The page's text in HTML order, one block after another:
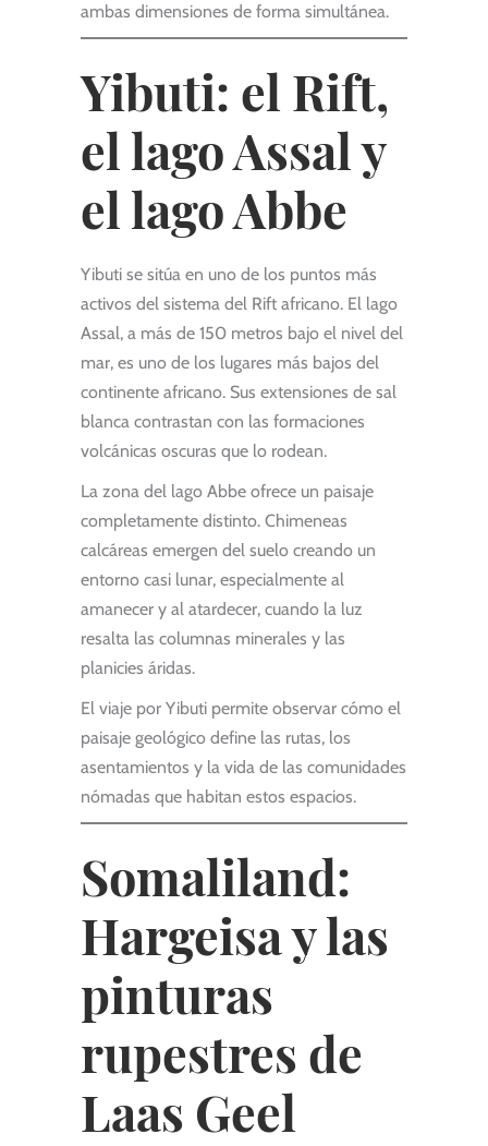
ambas dimensiones de forma simultánea.
Yibuti: el Rift,
el lago Assal y
el lago Abbe
Yibuti se sitúa en uno de los puntos más
activos del sistema del Rift africano. El lago
Assal, a más de 150 metros bajo el nivel del
mar, es uno de los lugares más bajos del
continente africano. Sus extensiones de sal
blanca contrastan con las formaciones
volcánicas oscuras que lo rodean.
La zona del lago Abbe ofrece un paisaje
completamente distinto. Chimeneas
calcáreas emergen del suelo creando un
entorno casi lunar, especialmente al
amanecer y al atardecer, cuando la luz
resalta las columnas minerales y las
planicies áridas.
El viaje por Yibuti permite observar cómo el
paisaje geológico define las rutas, los
asentamientos y la vida de las comunidades
nómadas que habitan estos espacios.
Somaliland:
Hargeisa y las
pinturas
rupestres de
Laas Geel